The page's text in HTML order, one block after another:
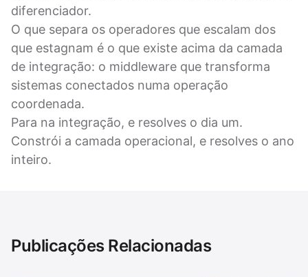
diferenciador.
O que separa os operadores que escalam dos
que estagnam é o que existe acima da camada
de integração: o middleware que transforma
sistemas conectados numa operação
coordenada.
Para na integração, e resolves o dia um.
Constrói a camada operacional, e resolves o ano
inteiro.
Publicações Relacionadas